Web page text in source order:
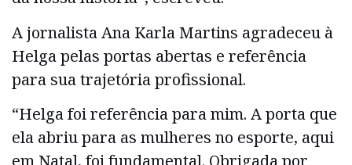
A jornalista Ana Karla Martins agradeceu à
Helga pelas portas abertas e referência
para sua trajetória profissional.
“Helga foi referência para mim. A porta que
ela abriu para as mulheres no esporte, aqui